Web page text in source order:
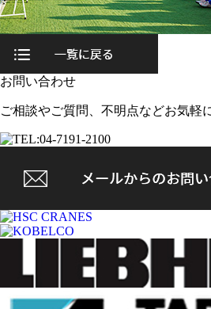
お問い合わせ
ご相談やご質問、不明点などお気軽